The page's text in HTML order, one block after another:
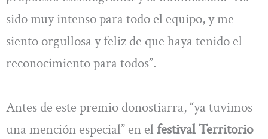
sido muy intenso para todo el equipo, y me
siento orgullosa y feliz de que haya tenido el
reconocimiento para todos”.
Antes de este premio donostiarra, “ya tuvimos
una mención especial” en el festival Territorio